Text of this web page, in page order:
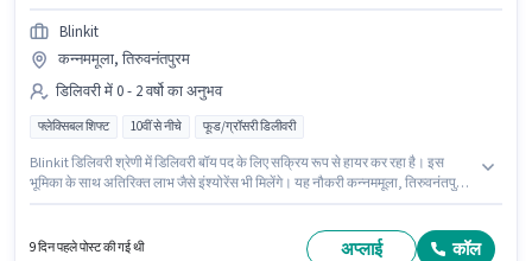
Blinkit
कन्नममूला, तिरुवनंतपुरम
डिलिवरी में 0 - 2 वर्षो का अनुभव
फ्लेक्सिबल शिफ्ट 10वीं से नीचे फूड/ग्रॉसरी डिलीवरी
Blinkit डिलिवरी श्रेणी में डिलिवरी बॉय पद के लिए सक्रिय रूप से हायर कर रहा है। इस
भूमिका के साथ अतिरिक्त लाभ जैसे इंश्योरेंस भी मिलेंगे। यह नौकरी कन्नममूला, तिरुवनंतपुरम
आप प्रति माह ₹65000 तक कमा सकते हैं।
9 दिन पहले पोस्ट की गई थी अप्लाई कॉल